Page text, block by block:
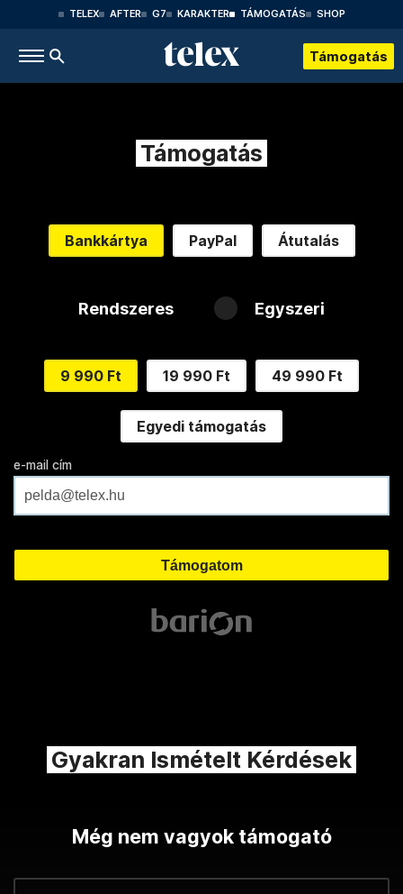
TELEX AFTER G7 KARAKTER TÁMOGATÁS SHOP
Támogatás
Támogatás
Bankkártya PayPal Átutalás
Rendszeres Egyszeri
9 990 Ft 19 990 Ft 49 990 Ft
Egyedi támogatás
e-mail cím
Gyakran Ismételt Kérdések
Még nem vagyok támogató